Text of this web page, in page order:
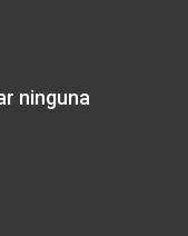
ninguna